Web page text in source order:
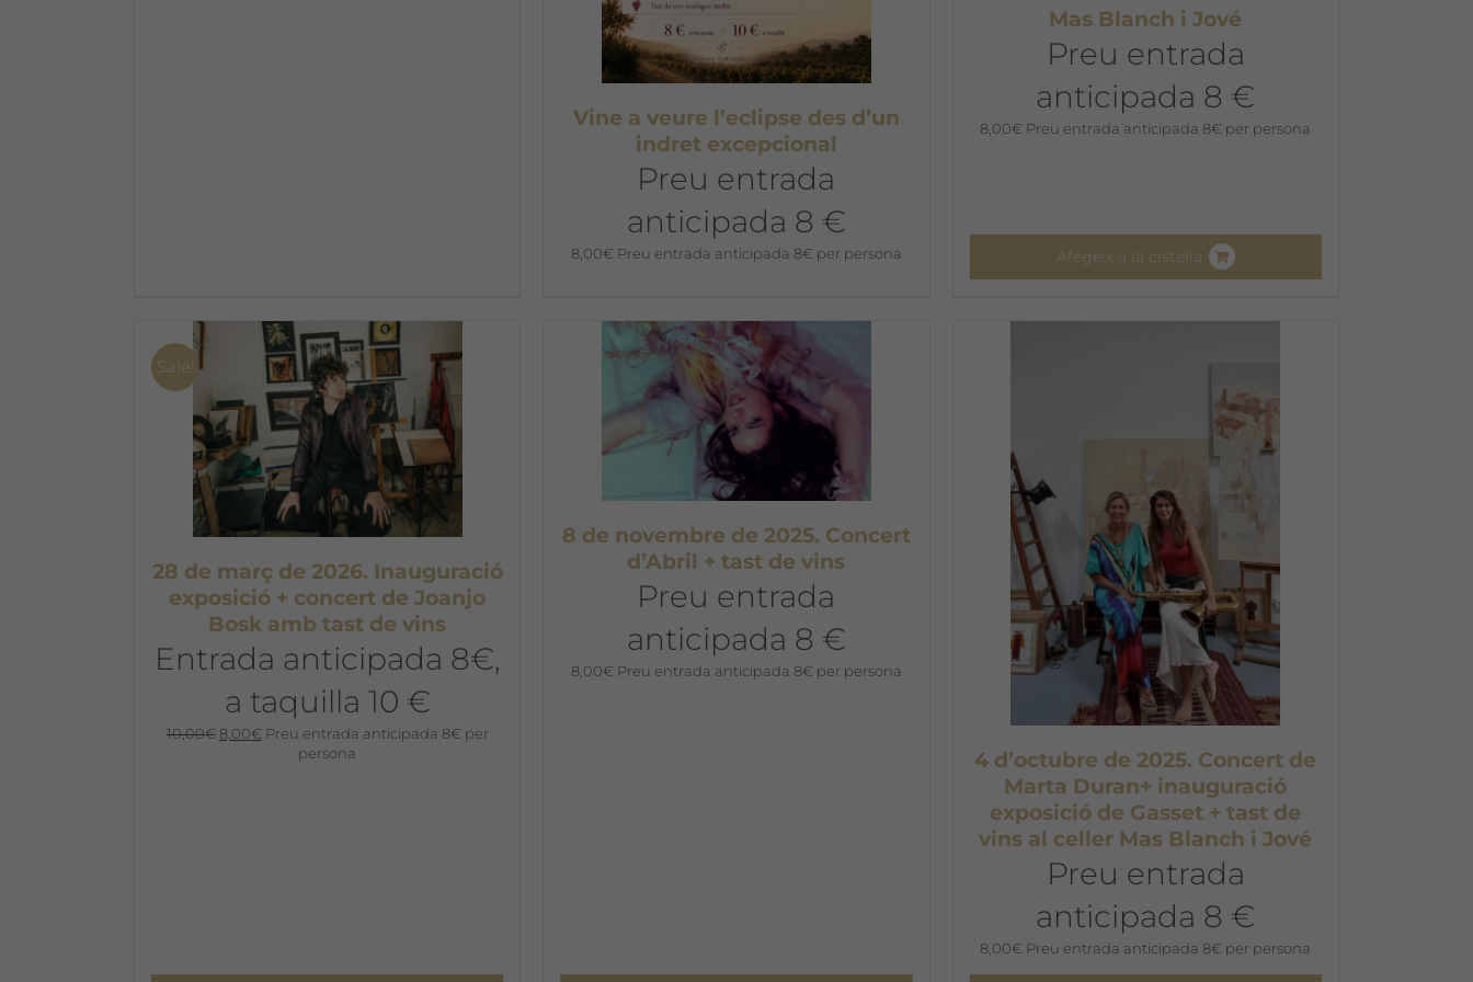
Vine a veure l’eclipse des d’un
indret excepcional
Preu entrada
anticipada 8 €
8,00€ Preu entrada anticipada 8€ per persona
Mas Blanch i Jové
Preu entrada
anticipada 8 €
8,00€ Preu entrada anticipada 8€ per persona
Afegeix a la cistella
Sale!
28 de març de 2026. Inauguració
exposició + concert de Joanjo
Bosk amb tast de vins
Entrada anticipada 8€,
a taquilla 10 €
10,00€ El
8,00€ElPreu entrada anticipada 8€ per
persona
8 de novembre de 2025. Concert
d’Abril + tast de vins
Preu entrada
anticipada 8 €
8,00€ Preu entrada anticipada 8€ per persona
4 d’octubre de 2025. Concert de
Marta Duran+ inauguració
exposició de Gasset + tast de
vins al celler Mas Blanch i Jové
Preu entrada
anticipada 8 €
8,00€ Preu entrada anticipada 8€ per persona